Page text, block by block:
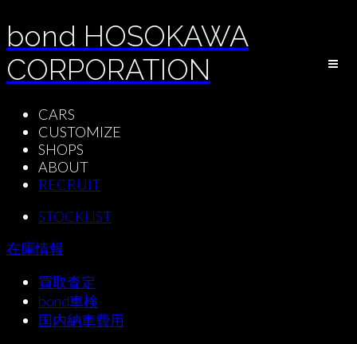
bond HOSOKAWA
CORPORATION
CARS
CUSTOMIZE
SHOPS
ABOUT
RECRUIT
STOCKLIST
在庫情報
買取査定
bond車検
国内納車費用